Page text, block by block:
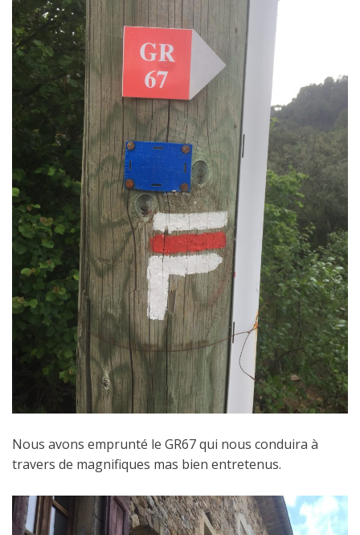
Nous avons emprunté le GR67 qui nous conduira à
travers de magnifiques mas bien entretenus.